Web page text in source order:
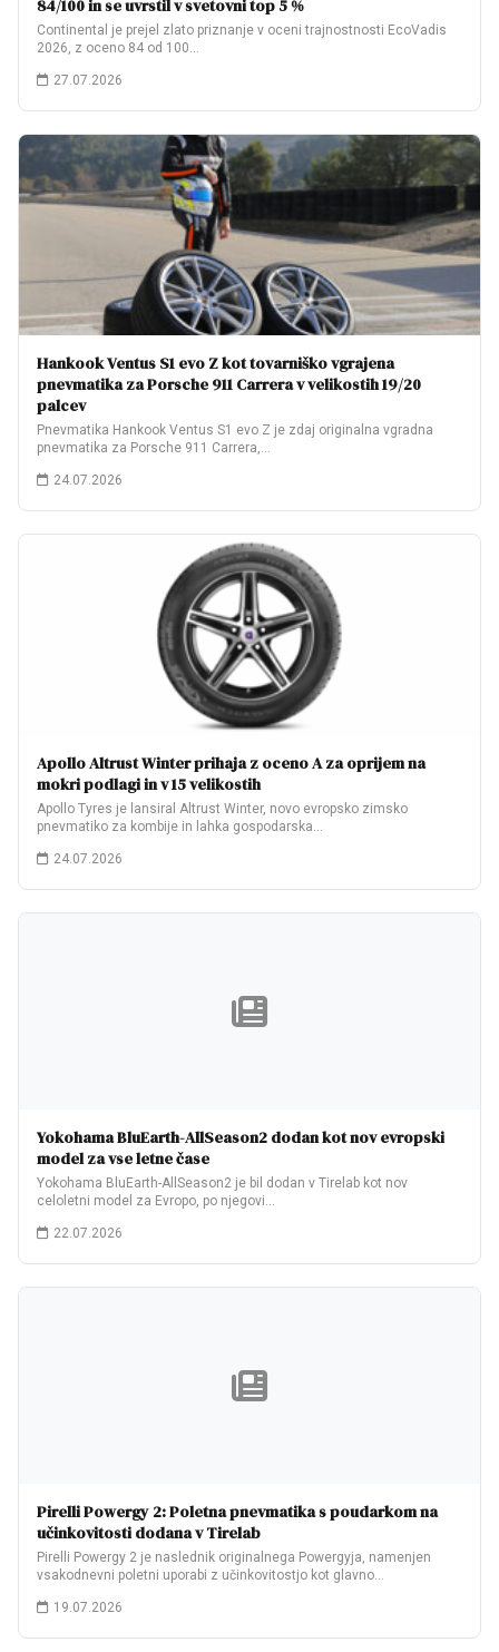
84/100 in se uvrstil v svetovni top 5 %
Continental je prejel zlato priznanje v oceni trajnostnosti EcoVadis
2026, z oceno 84 od 100…
27.07.2026
Hankook Ventus S1 evo Z kot tovarniško vgrajena
pnevmatika za Porsche 911 Carrera v velikostih 19/20
palcev
Pnevmatika Hankook Ventus S1 evo Z je zdaj originalna vgradna
pnevmatika za Porsche 911 Carrera,…
24.07.2026
Apollo Altrust Winter prihaja z oceno A za oprijem na
mokri podlagi in v 15 velikostih
Apollo Tyres je lansiral Altrust Winter, novo evropsko zimsko
pnevmatiko za kombije in lahka gospodarska…
24.07.2026
Yokohama BluEarth-AllSeason2 dodan kot nov evropski
model za vse letne čase
Yokohama BluEarth-AllSeason2 je bil dodan v Tirelab kot nov
celoletni model za Evropo, po njegovi…
22.07.2026
Pirelli Powergy 2: Poletna pnevmatika s poudarkom na
učinkovitosti dodana v Tirelab
Pirelli Powergy 2 je naslednik originalnega Powergyja, namenjen
vsakodnevni poletni uporabi z učinkovitostjo kot glavno…
19.07.2026